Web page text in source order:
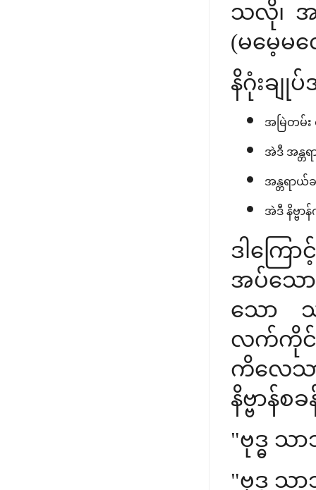
သလို၊ အ
(မမေ့မလ
နိဂုံးချု
အမြဲတမ်း
အဲဒီ အန္တ
အန္တရာယ်
အဲဒီ နိဗ္ဗ
ဒါကြေ
အပ်သေ
သော သ
လက်ကို
ကိလေသာ
နိဗ္ဗာန်
"ဗုဒ္ဓ သ
"ဗုဒ္ဓ သ